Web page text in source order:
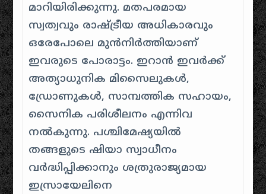
മാറിയിരിക്കുന്നു. മതപരമായ
സ്വത്വവും രാഷ്ട്രീയ അധികാരവും
ഒരേപോലെ മുൻനിർത്തിയാണ്
ഇവരുടെ പോരാട്ടം. ഇറാൻ ഇവർക്ക്
അത്യാധുനിക മിസൈലുകൾ,
ഡ്രോണുകൾ, സാമ്പത്തിക സഹായം,
സൈനിക പരിശീലനം എന്നിവ
നൽകുന്നു. പശ്ചിമേഷ്യയിൽ
തങ്ങളുടെ ഷിയാ സ്വാധീനം
വർദ്ധിപ്പിക്കാനും ശത്രുരാജ്യമായ
ഇസ്രായേലിനെ